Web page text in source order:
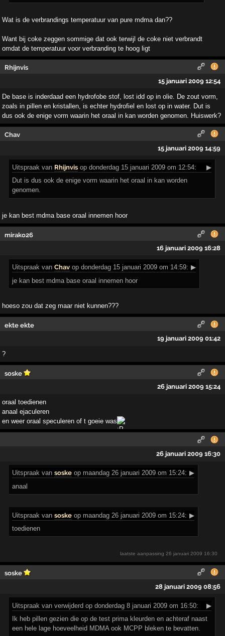
Wat is de verbrandings temperatuur van pure mdma dan??
Want bij coke zeggen sommige dat ook terwijl de coke niet verbrandt
omdat de temperatuur voor verbranding te hoog ligt
Rhijnvis
15 januari 2009 12:54
De base is inderdaad een hydrofobe stof, lost idd op in olie. De zout vorm,
zoals in pillen en kristallen, is echter hydrofiel en lost op in water. Dut is
dus ook de enige vorm waarin het oraal in kan worden genomen. Huiswerk?
Chav
15 januari 2009 14:59
Uitspraak van Rhijnvis op donderdag 15 januari 2009 om 12:54:
▶
Dut is dus ook de enige vorm waarin het oraal in kan worden
genomen.
je kan best mdma base oraal innemen hoor
mirako26
16 januari 2009 16:28
Uitspraak vanChav op donderdag 15 januari 2009 om 14:59: ▶
je kan best mdma base oraal innemen hoor
hoeso zou dat zeg maar niet kunnen???
ekte ekte
19 januari 2009 01:42
?
soske
26 januari 2009 15:24
oraal toedienen
anaal ejaculeren
en weer oraal speculeren of t goeie was
26 januari 2009 16:30
Uitspraak vansoske op maandag 26 januari 2009 om 15:24: ▶
anaal
Uitspraak vansoske op maandag 26 januari 2009 om 15:24: ▶
toedienen
laatste aanpassing26 januari 2009 16:30
soske
28 januari 2009 08:56
Uitspraak van verwijderd op donderdag 8 januari 2009 om 16:50:
▶
Ik heb pillen gezien die op de test prima kleurden en achteraf naast
een hele lage hoeveelheid MDMA ook MCPP bleken te bevatten.